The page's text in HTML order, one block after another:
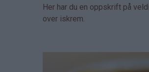
Her har du en oppskrift på
over iskrem.